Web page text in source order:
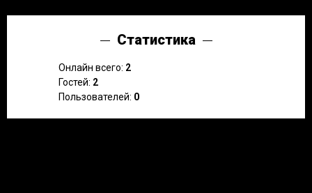
Статистика
Онлайн всего: 2
Гостей: 2
Пользователей: 0